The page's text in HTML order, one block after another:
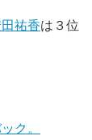
祐香は３位
ク。